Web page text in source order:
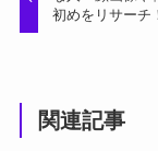
初めをリサーチ
関連記事